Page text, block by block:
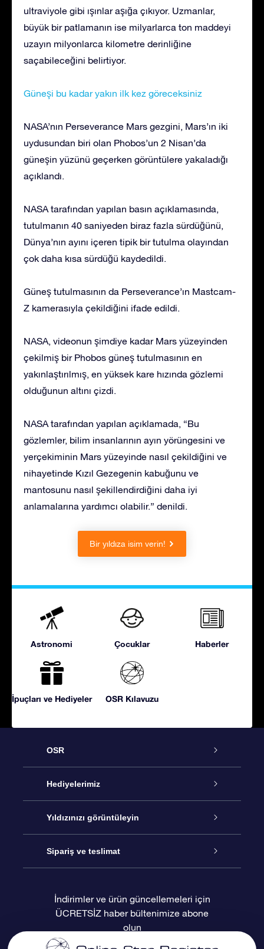
ultraviyole gibi ışınlar aşığa çıkıyor. Uzmanlar,
büyük bir patlamanın ise milyarlarca ton maddeyi
uzayın milyonlarca kilometre derinliğine
saçabileceğini belirtiyor.
Güneşi bu kadar yakın ilk kez göreceksiniz
NASA’nın Perseverance Mars gezgini, Mars’ın iki
uydusundan biri olan Phobos’un 2 Nisan’da
güneşin yüzünü geçerken görüntülere yakaladığı
açıklandı.
NASA tarafından yapılan basın açıklamasında,
tutulmanın 40 saniyeden biraz fazla sürdüğünü,
Dünya’nın ayını içeren tipik bir tutulma olayından
çok daha kısa sürdüğü kaydedildi.
Güneş tutulmasının da Perseverance’ın Mastcam-
Z kamerasıyla çekildiğini ifade edildi.
NASA, videonun şimdiye kadar Mars yüzeyinden
çekilmiş bir Phobos güneş tutulmasının en
yakınlaştırılmış, en yüksek kare hızında gözlemi
olduğunun altını çizdi.
NASA tarafından yapılan açıklamada, “Bu
gözlemler, bilim insanlarının ayın yörüngesini ve
yerçekiminin Mars yüzeyinde nasıl çekildiğini ve
nihayetinde Kızıl Gezegenin kabuğunu ve
mantosunu nasıl şekillendirdiğini daha iyi
anlamalarına yardımcı olabilir.” denildi.
Bir yıldıza isim verin!
Astronomi Çocuklar Haberler
İpuçları ve Hediyeler OSR Kılavuzu
OSR
Hizmet
İletişim
Blogu
Değerlendirmeler
Hediyelerimiz
Çevrimiçi Yıldız Hediyesi
OSR Hediye Paketi
OSR Hediye Kartı
Yıldızınızı görüntüleyin
Star Register
Kişiselleştirilmiş Yıldız Sayfası
Sipariş ve teslimat
Ödeme bilgileri
İndirimler ve ürün güncellemeleri için
ÜCRETSİZ haber bültenimize abone
olun